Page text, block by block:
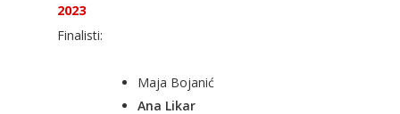
2023
Finalisti:
Maja Bojanić
Ana Likar